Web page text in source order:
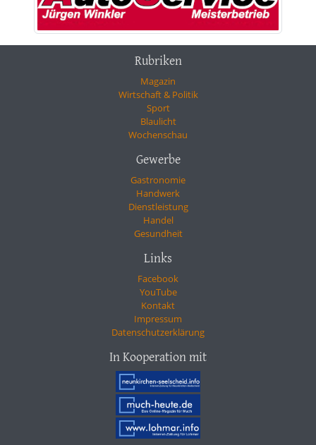
Rubriken
Magazin
Wirtschaft & Politik
Sport
Blaulicht
Wochenschau
Gewerbe
Gastronomie
Handwerk
Dienstleistung
Handel
Gesundheit
Links
Facebook
YouTube
Kontakt
Impressum
Datenschutzerklärung
In Kooperation mit